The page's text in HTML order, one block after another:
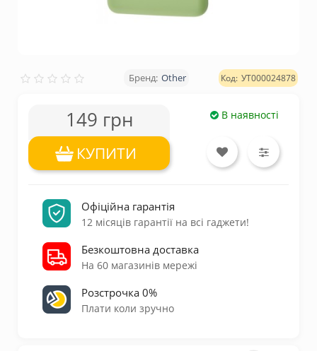
Other УТ000024878
149 грн В наявності
КУПИТИ
Офіційна гарантія
12 місяців гарантії на всі гаджети!
Безкоштовна доставка
На 60 магазинів мережі
Розстрочка 0%
Плати коли зручно